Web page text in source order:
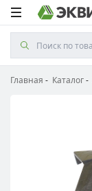
Главная Каталог